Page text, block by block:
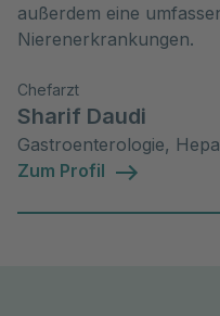
außerdem eine
Nierenerkrankungen.
Chefarzt
Sharif Daudi
Gastroenterologie,
Zum Profil